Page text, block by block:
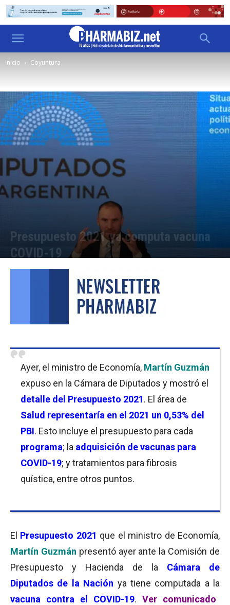
Inicio Coyuntura
Presupuesto 2021 ya computa vacuna
COVID-19
Por Florencia Costas
Ayer, el ministro de Economía, Martín Guzmán
expuso en la Cámara de Diputados y mostró el
detalle del Presupuesto 2021. El área de
Salud representaría en el 2021 un 0,53% del
PBI. Esto incluye el presupuesto para cada
programa; la adquisición de vacunas para
COVID-19; y tratamientos para fibrosis
quística, entre otros puntos.
El Presupuesto 2021 que el ministro de Economía,
Martín Guzmán presentó ayer ante la Comisión de
Presupuesto y Hacienda de la Cámara de
Diputados de la Nación ya tiene computada a la
vacuna contra el COVID-19. Ver comunicado